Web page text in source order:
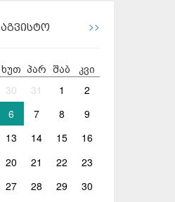
აგვისტო >>
ხუთ პარ შაბ კვი
30 31 1
2
6 7 8
9
13 14 15
16
20 21 22
23
27 28 29
30